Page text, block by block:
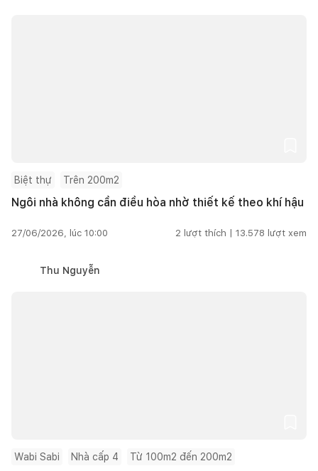
Biệt thự Trên 200m2
Ngôi nhà không cần điều hòa nhờ thiết kế theo khí hậu
27/06/2026, lúc 10:00 2 lượt thích | 13.578 lượt xem
Thu Nguyễn
Wabi Sabi Nhà cấp 4 Từ 100m2 đến 200m2